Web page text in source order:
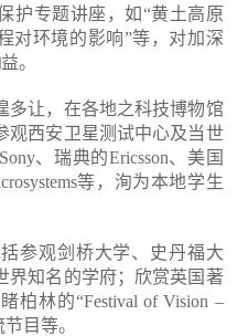
护专题讲座，如“黄土高原
对环境的影响”等，对加深
。
多让，在各地之科技博物馆
观西安卫星测试中心及当世
、瑞典的Ericsson、美国
等，洵为本地学生
参观剑桥大学、史丹福大
界知名的学府；欣赏英国著
柏林的“Festival of Vision –
目等。